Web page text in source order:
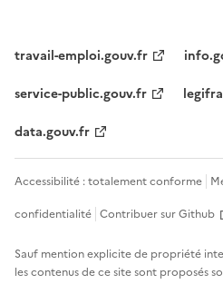
travail-emploi.gouv.fr
service-public.gouv.fr
data.gouv.fr
Accessibilité : totalement conforme
confidentialité Contribuer sur Github
Sauf mention explicite de propriété
les contenus de ce site sont proposés